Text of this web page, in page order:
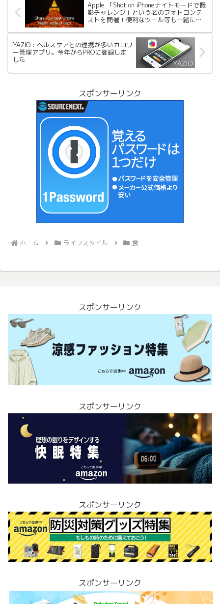
Apple 「Shot on iPhoneナイトモードで撮
影チャレンジ」という名のフォトコンテ
ストを開催！便利なツール等も一緒に紹
YAZIO : ヘルスケアとの連携が多いカロリ
ー管理アプリ。今年からPROに登録しま
した
スポンサーリンク
ホーム ライフスタイル 食
スポンサーリンク
スポンサーリンク
スポンサーリンク
スポンサーリンク